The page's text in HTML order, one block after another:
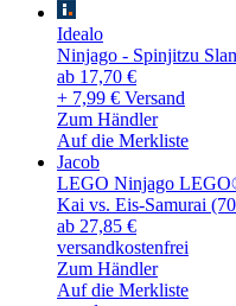
Idealo
Ninjago - Spinjitzu
ab 17,70 €
+ 7,99 € Versand
Zum Händler
Auf die Merkliste
Jacob
LEGO Ninjago
Kai vs. Eis-Samurai
ab 27,85 €
versandkostenfrei
Zum Händler
Auf die Merkliste